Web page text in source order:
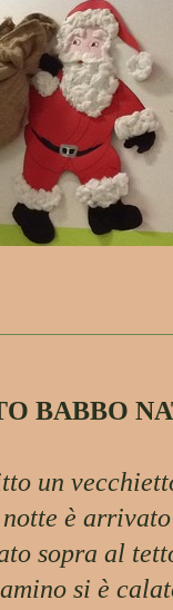
BABBO
un
è arrivato
sopra al
si è